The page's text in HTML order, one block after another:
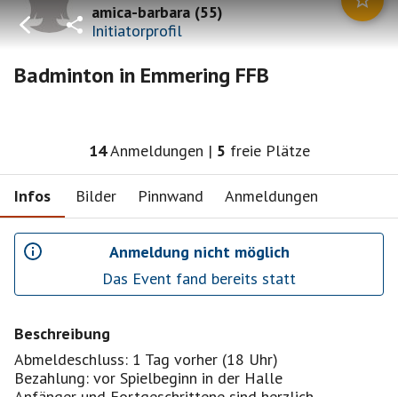
amica-barbara(55)
Initiatorprofil
Badminton in Emmering FFB
14Anmeldungen | 5 freie Plätze
Infos Bilder Pinnwand Anmeldungen
Anmeldung nicht möglich
Das Event fand bereits statt
Beschreibung
Abmeldeschluss: 1 Tag vorher (18 Uhr)
Bezahlung: vor Spielbeginn in der Halle